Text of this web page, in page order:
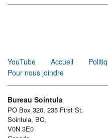
YouTube
Accueil
Pour nous joindre
Bureau Sointula
PO Box 320, 235 First St.
Sointula, BC,
V0N 3E0